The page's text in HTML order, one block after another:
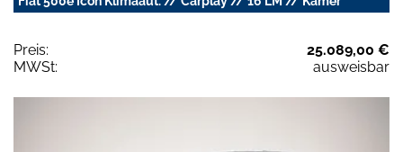
Preis:
25.089,00 €
MWSt:
ausweisbar